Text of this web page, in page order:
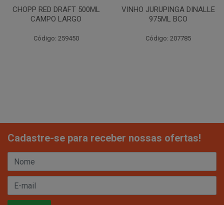
CHOPP RED DRAFT 500ML
CAMPO LARGO
Código: 259450
VINHO JURUPINGA DINALLE
975ML BCO
Código: 207785
Cadastre-se para receber nossas ofertas!